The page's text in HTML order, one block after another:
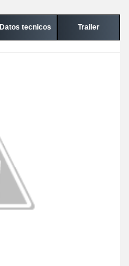
Datos tecnicos Trailer